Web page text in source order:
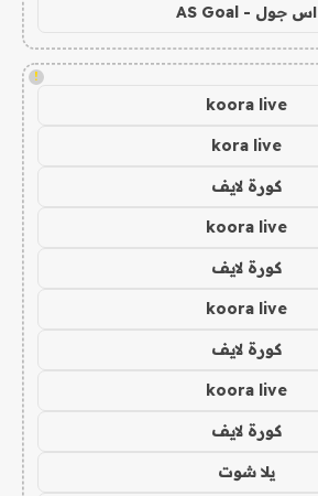
اس جول - AS Goal
!
koora live
kora live
كورة لايف
koora live
كورة لايف
koora live
كورة لايف
koora live
كورة لايف
يلا شوت